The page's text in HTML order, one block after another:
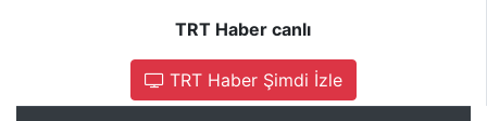
TRT Haber canlı
TRT Haber Şimdi İzle